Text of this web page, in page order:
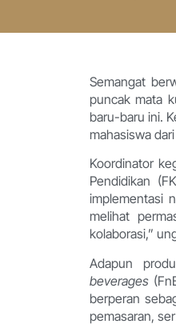
Semangat
puncak mata
baru-baru ini.
mahasiswa
Koordinator
Pendidikan
implementasi
melihat
kolaborasi,”
Adapun
beverages
berperan
pemasaran,